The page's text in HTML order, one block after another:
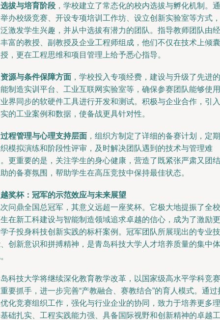
选拔与培育阶段 ，学校建立了常态化的校内选拔与孵化机制。通
办校级竞赛、开设专项培训工作坊、设立创新实验室等方式，
激发学生兴趣，并从中选拔有潜力的团队。指导教师团队由经
富的教授、副教授及企业工程师组成，他们不仅在技术上倾囊
，更在工程思维和项目管理上给予悉心指导。
资源与条件保障方面 ，学校投入专项经费，建设与升级了先进的
制造实训平台、工业互联网实验室等，确保参赛团队能够使用
界同步的软硬件工具进行开发和测试。积极与企业合作，引入
的工业案例和数据，使备战更具针对性。
过程管理与心理支持层面 ，组织方制定了详细的备赛计划，定期
模拟演练和阶段性评审，及时解决团队遇到的技术与管理难
更重要的是，关注学生的身心健康，营造了既紧张严肃又团结
的备赛氛围，帮助学生在高压竞技中保持最佳状态。
奖杯：冠军的示范效应与未来展望
问鼎全国总冠军，其意义远超一座奖杯。它极大地提振了全校
在新工科建设与智能制造领域追求卓越的信心，成为了激励更
子投身科技创新实践的标杆案例。冠军团队所展现出的专业技
创新意识和拼搏精神，是青岛科技大学人才培养质量的集中体
科技大学将继续深化教育教学改革，以国家级高水平学科竞赛
要抓手，进一步完善“产教融合、赛教结合”的育人模式。通过
化竞赛组织工作，强化与行业企业的协同，致力于培养更多理
础扎实、工程实践能力强、具备国际视野和创新精神的卓越工